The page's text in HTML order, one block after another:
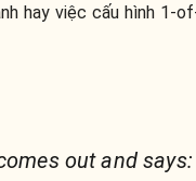
hay việc cấu hình
out and says: